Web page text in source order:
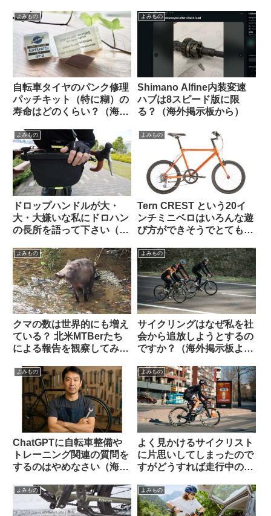
から）Felgenkiller
ア
よみもの
自転車タイヤのパンク修理
パッチキット（特に糊）の
寿命はどのくらい？（海外
よみもの
Shimano Alfine内装変速
ハブは8スピード版に限
る？（海外掲示板から）
よみもの
ドロップハンドルが大・
大・大嫌いな私にドロハン
の長所を語って下さい（海
よみもの
Tern CREST という20イ
ンチミニベロはいろんな遊
び方ができそうでとても気
察】
よみもの
クマの数は世界的にも増え
ている？ 北米MTBerたち
による報告を観察してみよ
よみもの
サイクリングはなぜ私を社
会から追放しようとするの
ですか？（海外掲示板よ
よみもの
ChatGPTに自転車整備や
トレーニング関連の質問を
するのはやめなさい（海外
察）
よみもの
よく見かけるサイクリスト
に片思いしてしまったので
すがどうすれば走行中の彼
（海外掲示板から）
よみもの よみもの